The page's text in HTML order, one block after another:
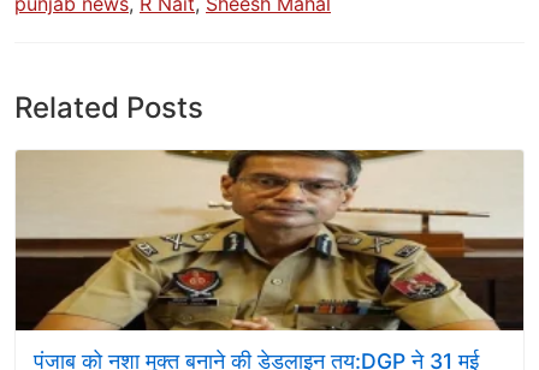
Related Posts
पंजाब को नशा मुक्त बनाने की डेडलाइन तय:DGP ने 31 मई